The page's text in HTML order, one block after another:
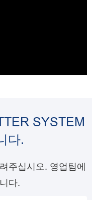
SYSTEM
다.
주십시오. 영업팀에
다.